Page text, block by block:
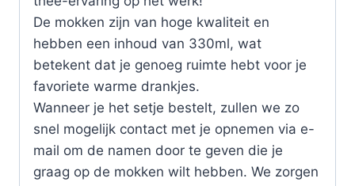
De mokken zijn van hoge kwaliteit en
hebben een inhoud van 330ml, wat
betekent dat je genoeg ruimte hebt voor je
favoriete warme drankjes.
Wanneer je het setje bestelt, zullen we zo
snel mogelijk contact met je opnemen via e-
mail om de namen door te geven die je
graag op de mokken wilt hebben. We zorgen